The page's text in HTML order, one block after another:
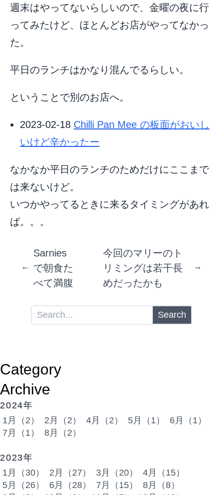
週末はやってないらしいので、金曜の夜に行
ってみたけど、ほとんどお店がやってなかっ
た。
平日のランチはかなり混んでるらしい。
ということで別のお店へ。
2023-02-18 Chilli Pan Mee の板面がおいし
いけど辛かったー
なかなか平日のランチのためだけにここまで
は来ないけど。
いつかやってるときに来るタイミングがあれ
ば。。。
Sarnies
で朝食た
べて満腹
今回のマリーのト
リミングは若干長
めだったかも
Search
Category
Archive
2024年
1月（2）
2月（2） 4月（2） 5月（1）
6月（1）
7月（1）
8月（2）
2023年
1月（30）
2月（27） 3月（20）
4月（15）
5月（26）
6月（28） 7月（15）
8月（8）